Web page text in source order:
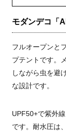
モダンデコ「
フルオープンと
プテントです。
しながら虫を避
な設計です。
UPF50+で紫外
です。耐水圧は